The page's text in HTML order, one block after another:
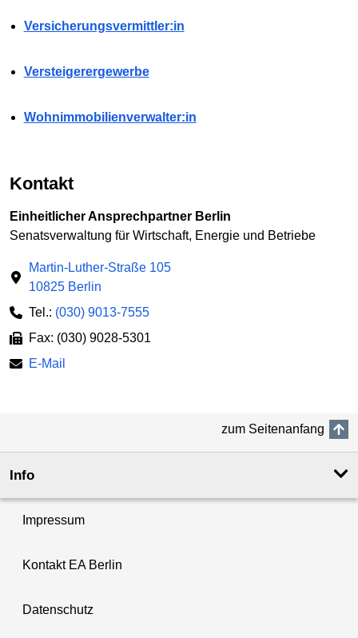
Versicherungsvermittler:in
Versteigerergewerbe
Wohnimmobilienverwalter:in
Kontakt
Einheitlicher Ansprechpartner Berlin
Senatsverwaltung für Wirtschaft, Energie und Betriebe
Martin-Luther-Straße 105
10825 Berlin
Tel.: (030) 9013-7555
Fax: (030) 9028-5301
E-Mail
zum Seitenanfang
Info
Impressum
Kontakt EA Berlin
Datenschutz